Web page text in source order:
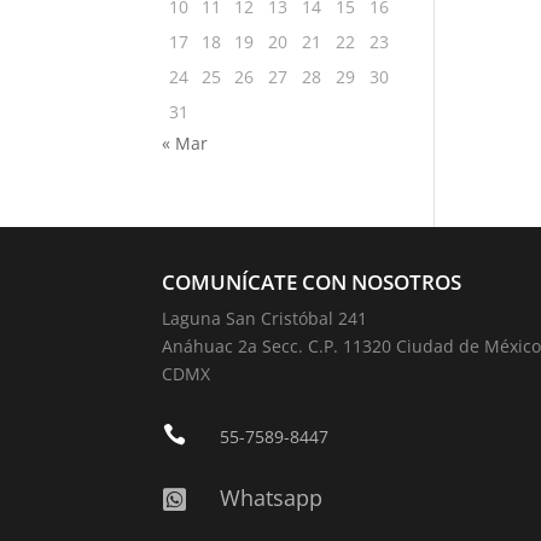
10 11 12 13 14 15
16
17
18 19 20 21 22
23
24 25 26 27 28 29
30
31
« Mar
COMUNÍCATE CON NOSOTROS
Laguna San Cristóbal 241
Anáhuac 2a Secc. C.P. 11320 Ciudad de
CDMX
 55-7589-8447
 Whatsapp